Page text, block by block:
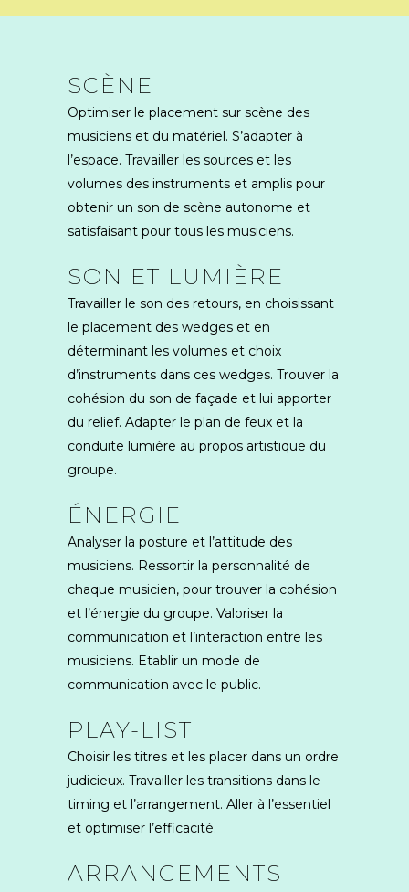
SCÈNE
Optimiser le placement sur scène des
musiciens et du matériel. S’adapter à
l’espace. Travailler les sources et les
volumes des instruments et amplis pour
obtenir un son de scène autonome et
satisfaisant pour tous les musiciens.
SON ET LUMIÈRE
Travailler le son des retours, en choisissant
le placement des wedges et en
déterminant les volumes et choix
d’instruments dans ces wedges. Trouver la
cohésion du son de façade et lui apporter
du relief. Adapter le plan de feux et la
conduite lumière au propos artistique du
groupe.
ÉNERGIE
Analyser la posture et l’attitude des
musiciens. Ressortir la personnalité de
chaque musicien, pour trouver la cohésion
et l’énergie du groupe. Valoriser la
communication et l’interaction entre les
musiciens. Etablir un mode de
communication avec le public.
PLAY-LIST
Choisir les titres et les placer dans un ordre
judicieux. Travailler les transitions dans le
timing et l’arrangement. Aller à l’essentiel
et optimiser l’efficacité.
ARRANGEMENTS